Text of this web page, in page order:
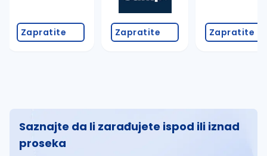
Zapratite Zapratite Zapratite
Saznajte da li zarađujete ispod ili iznad
proseka